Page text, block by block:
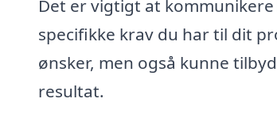
Det er vigtigt at
specifikke krav du har til dit
ønsker, men også kunne
resultat.